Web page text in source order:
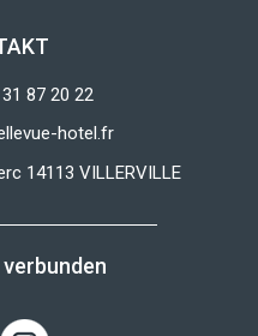
87 20 22
hotel.fr
14113 VILLERVILLE
verbunden